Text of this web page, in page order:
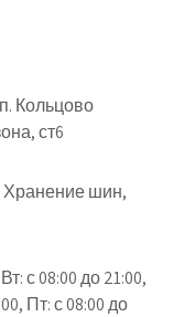
Кольцово
ст6
Хранение шин,
с 08:00 до 21:00,
Пт: с 08:00 до